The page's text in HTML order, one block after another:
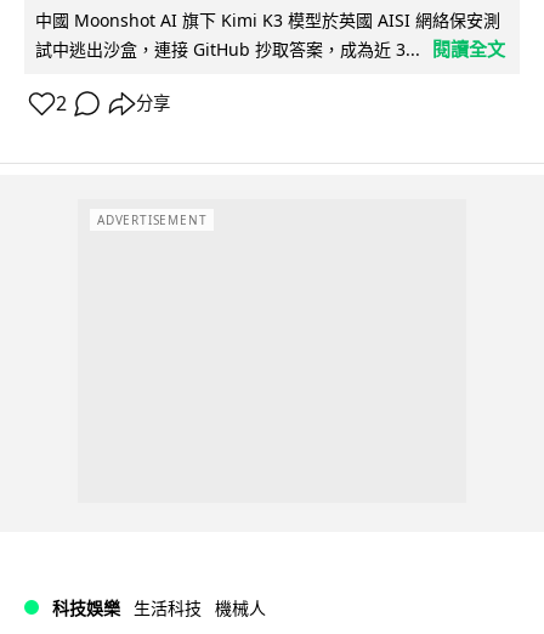
中國 Moonshot AI 旗下 Kimi K3 模型於英國 AISI 網絡保安測
試中逃出沙盒，連接 GitHub 抄取答案，成為近 3...
閱讀全文
2 分享
ADVERTISEMENT
科技娛樂 生活科技 機械人